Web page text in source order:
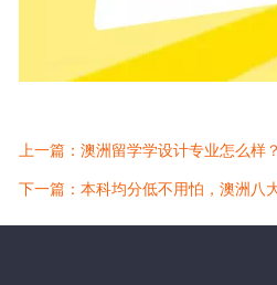
上一篇：澳洲留学学设计专业怎么样
下一篇：本科均分低不用怕，澳洲八